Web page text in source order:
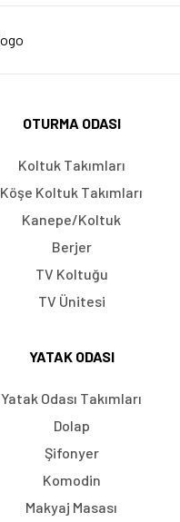
OTURMA ODASI
Koltuk Takımları
Köşe Koltuk Takımları
Kanepe/Koltuk
Berjer
TV Koltuğu
TV Ünitesi
YATAK ODASI
Yatak Odası Takımları
Dolap
Şifonyer
Komodin
Makyaj Masası